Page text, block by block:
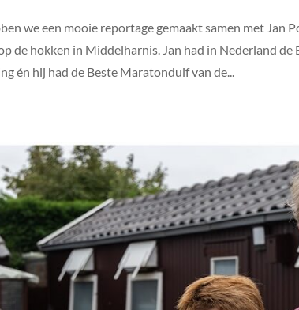
we een mooie reportage gemaakt samen met Jan
de hokken in Middelharnis. Jan had in Nederland
én hij had de Beste Maratonduif van de...